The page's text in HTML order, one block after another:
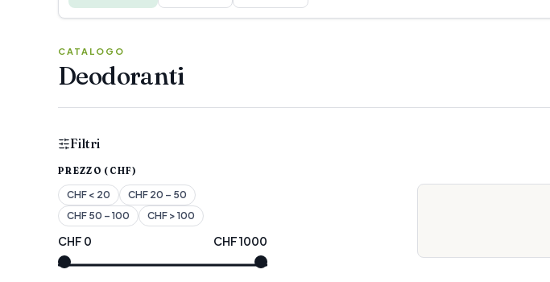
CATALOGO
Deodoranti
Filtri
PREZZO (CHF)
CHF < 20 CHF 20 – 50
CHF 50 – 100 CHF > 100
CHF 0 CHF1000